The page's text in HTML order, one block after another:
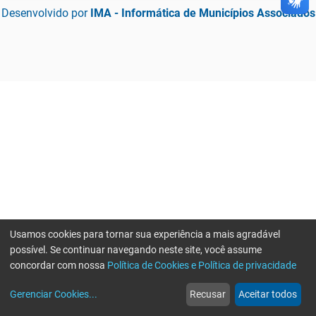
Desenvolvido por IMA - Informática de Municípios Associados
web
Notícias
more_horiz
Mais
Usamos cookies para tornar sua experiência a mais agradável
possível. Se continuar navegando neste site, você assume
concordar com nossa Política de Cookies e Política de privacidade
Gerenciar Cookies... Recusar Aceitar todos